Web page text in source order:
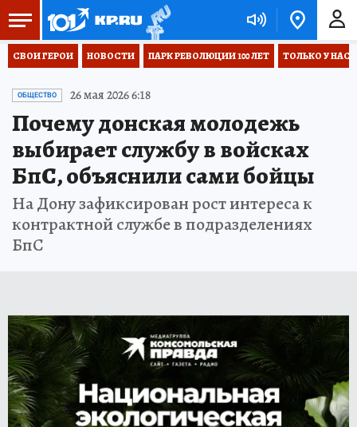
СВОИ ГЕРОИ НОВОСТИ ПАРК РЕВОЛЮЦИИ 100 ЛЕТ ТОЛЬКО У НАС
ОБЩЕСТВО 26 мая 2026 6:18
Почему донская молодежь
выбирает службу в войсках
БпС, объяснили сами бойцы
На Дону зафиксирован рост интереса к
контрактной службе в подразделениях
БпС